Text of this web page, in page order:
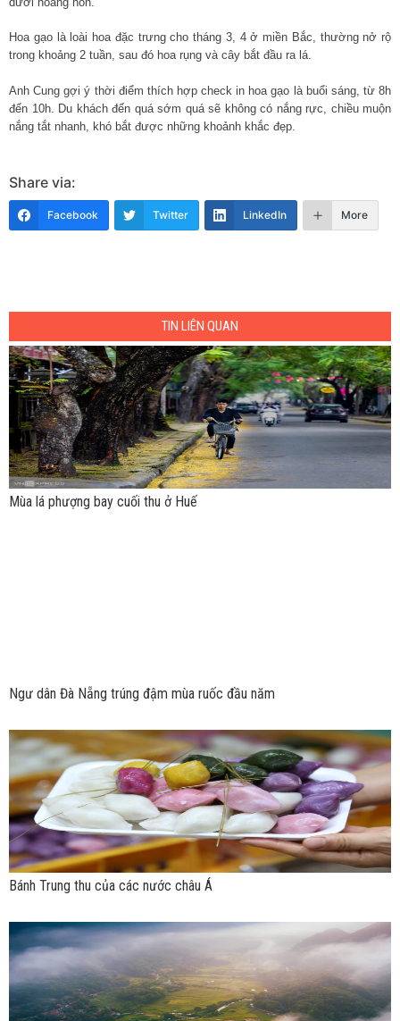
Hoa gạo là loài hoa đặc trưng cho tháng 3, 4 ở miền Bắc, thường nở rộ
trong khoảng 2 tuần, sau đó hoa rụng và cây bắt đầu ra lá.
Anh Cung gợi ý thời điểm thích hợp check in hoa gạo là buổi sáng, từ 8h
đến 10h. Du khách đến quá sớm quá sẽ không có nắng rực, chiều muộn
nắng tắt nhanh, khó bắt được những khoảnh khắc đẹp.
Share via:
Facebook Twitter LinkedIn More
TIN LIÊN QUAN
Mùa lá phượng bay cuối thu ở Huế
Ngư dân Đà Nẵng trúng đậm mùa ruốc đầu năm
Bánh Trung thu của các nước châu Á